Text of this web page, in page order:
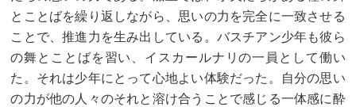
とことばを繰り返しながら、思いの力を完全に一致させる
ことで、推進力を生み出している。バスチアン少年も彼ら
の舞とことばを習い、イスカールナリの一員として働い
た。それは少年にとって心地よい体験だった。自分の思い
の力が他の人々のそれと溶け合うことで感じる一体感に酔